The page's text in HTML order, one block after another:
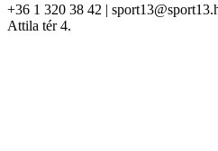
+36 1 320 38 42 |
Attila tér 4.